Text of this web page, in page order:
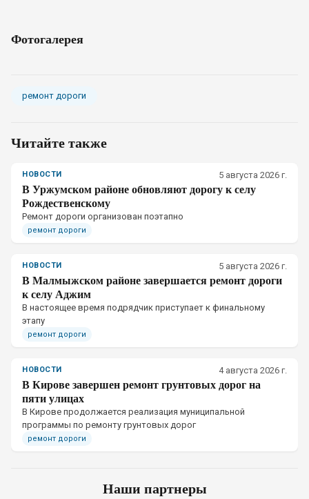
Фотогалерея
ремонт дороги
Читайте также
НОВОСТИ 5 августа 2026 г.
В Уржумском районе обновляют дорогу к селу
Рождественскому
Ремонт дороги организован поэтапно
ремонт дороги
НОВОСТИ 5 августа 2026 г.
В Малмыжском районе завершается ремонт дороги
к селу Аджим
В настоящее время подрядчик приступает к финальному
этапу
ремонт дороги
НОВОСТИ 4 августа 2026 г.
В Кирове завершен ремонт грунтовых дорог на
пяти улицах
В Кирове продолжается реализация муниципальной
программы по ремонту грунтовых дорог
ремонт дороги
Наши партнеры